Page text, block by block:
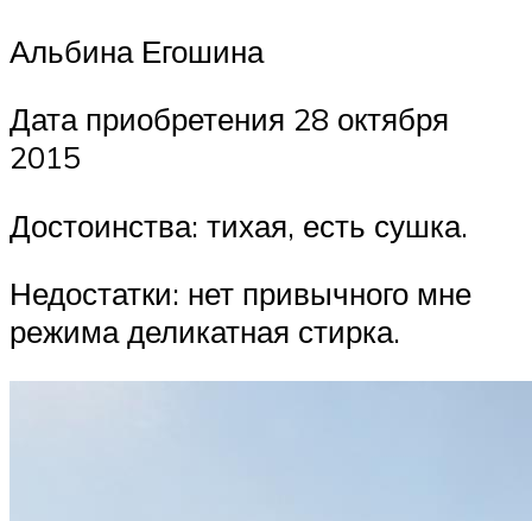
Альбина Егошина
Дата приобретения 28 октября
2015
Достоинства: тихая, есть сушка.
Недостатки: нет привычного мне
режима деликатная стирка.